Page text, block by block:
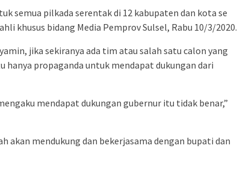
semua pilkada serentak di 12 kabupaten dan kota se
khusus bidang Media Pemprov Sulsel, Rabu 10/3/2020.
jika sekiranya ada tim atau salah satu calon yang
hanya propaganda untuk mendapat dukungan dari
mendapat dukungan gubernur itu tidak benar,”
akan mendukung dan bekerjasama dengan bupati dan